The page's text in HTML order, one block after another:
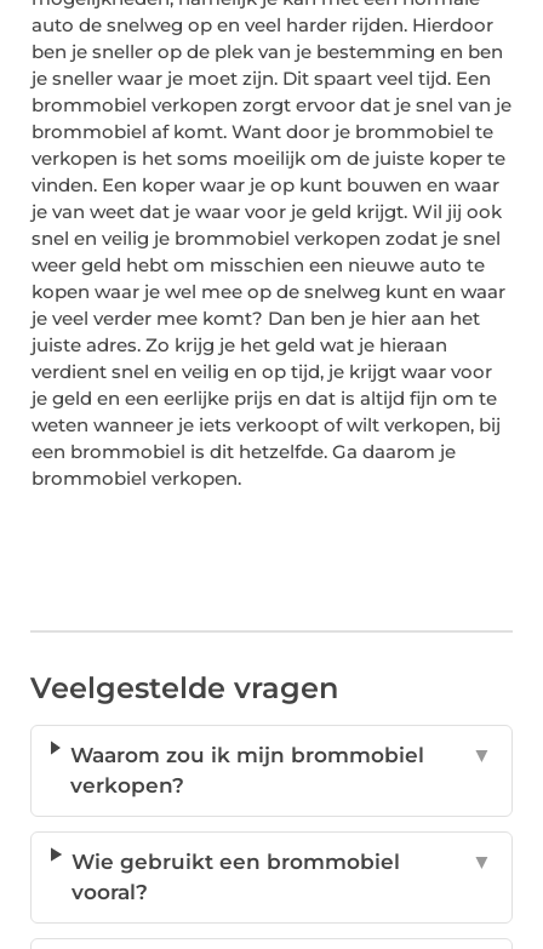
auto de snelweg op en veel harder rijden. Hierdoor
ben je sneller op de plek van je bestemming en ben
je sneller waar je moet zijn. Dit spaart veel tijd. Een
brommobiel verkopen zorgt ervoor dat je snel van je
brommobiel af komt. Want door je brommobiel te
verkopen is het soms moeilijk om de juiste koper te
vinden. Een koper waar je op kunt bouwen en waar
je van weet dat je waar voor je geld krijgt. Wil jij ook
snel en veilig je brommobiel verkopen zodat je snel
weer geld hebt om misschien een nieuwe auto te
kopen waar je wel mee op de snelweg kunt en waar
je veel verder mee komt? Dan ben je hier aan het
juiste adres. Zo krijg je het geld wat je hieraan
verdient snel en veilig en op tijd, je krijgt waar voor
je geld en een eerlijke prijs en dat is altijd fijn om te
weten wanneer je iets verkoopt of wilt verkopen, bij
een brommobiel is dit hetzelfde. Ga daarom je
brommobiel verkopen.
Veelgestelde vragen
Waarom zou ik mijn brommobiel
verkopen?
▼
Wie gebruikt een brommobiel
vooral?
▼